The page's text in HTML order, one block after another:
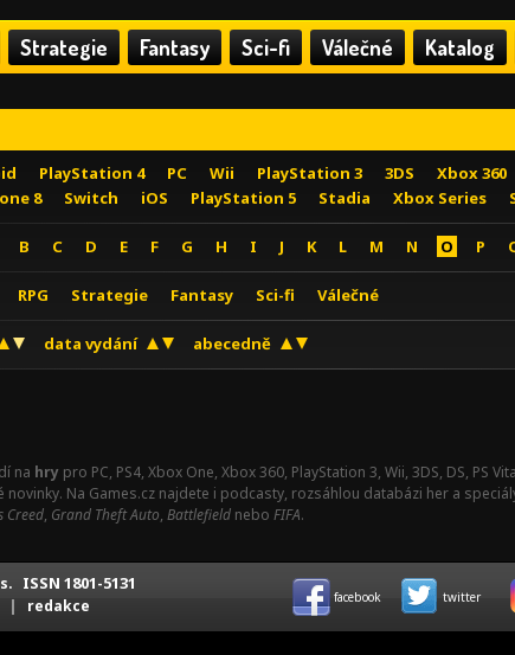
Strategie Fantasy Sci-fi Válečné Katalog
PlayStation 4 PC Wii PlayStation 3 3DS Xbox 360
8
Switch iOS PlayStation 5 Stadia Xbox Series
B C D E F G H I J K L M N O P
RPG Strategie Fantasy Sci-fi Válečné
data vydání abecedně
na hry pro PC, PS4, Xbox One, Xbox 360, PlayStation 3, Wii, 3DS, DS, PS
Na Games.cz najdete i podcasty, rozsáhlou databázi her a
Creed, Grand Theft Auto, Battlefield nebo FIFA.
ISSN 1801-5131
| redakce facebook twitter